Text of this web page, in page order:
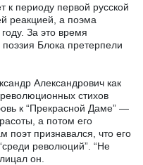
к периоду первой русской
реакцией, а поэма
За это время
Блока претерпели
Александрович как
стихов
к “Прекрасной Даме” —
а потом его
поэт признавался, что его
революций”. “Не
он.